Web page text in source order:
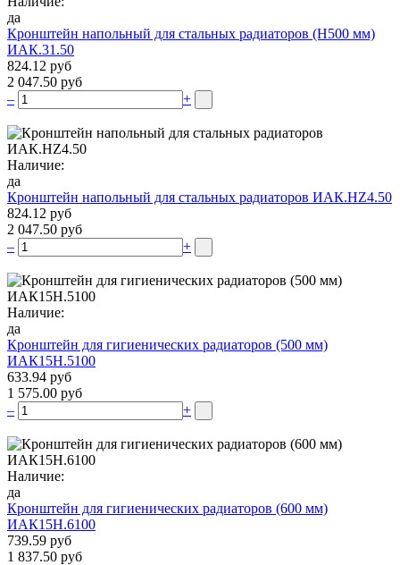
да
Кронштейн напольный для стальных радиаторов (Н500 мм)
ИАК.31.50
824.12 руб
2 047.50 руб
–
+
Наличие:
да
Кронштейн напольный для стальных радиаторов ИАК.НZ4.50
824.12 руб
2 047.50 руб
–
+
Наличие:
да
Кронштейн для гигиенических радиаторов (500 мм)
ИАК15Н.5100
633.94 руб
1 575.00 руб
–
+
Наличие:
да
Кронштейн для гигиенических радиаторов (600 мм)
ИАК15Н.6100
739.59 руб
1 837.50 руб